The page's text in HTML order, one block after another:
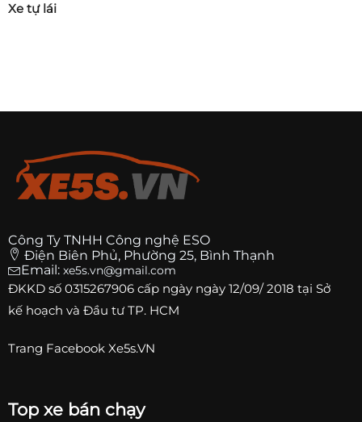
Xe tự lái
Công Ty TNHH Công nghệ ESO
Điện Biên Phủ, Phường 25, Bình Thạnh
Email: xe5s.vn@gmail.com
ĐKKD số 0315267906 cấp ngày ngày 12/09/ 2018 tại Sở
kế hoạch và Đầu tư TP. HCM
Trang Facebook Xe5s.VN
Top xe bán chạy